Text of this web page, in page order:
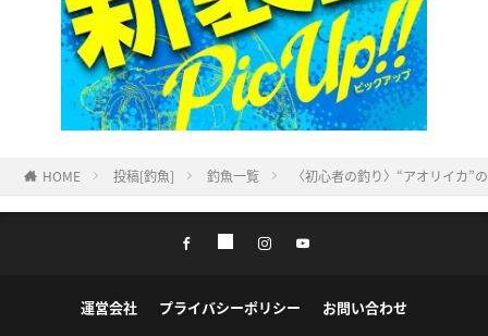
HOME 投稿[釣魚] 釣魚一覧 〈初心者の釣り〉“アオリイカ
運営会社 プライバシーポリシー お問い合わせ